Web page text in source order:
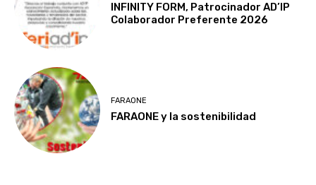
INFINITY FORM, Patrocinador AD’IP
Colaborador Preferente 2026
FARAONE
FARAONE y la sostenibilidad